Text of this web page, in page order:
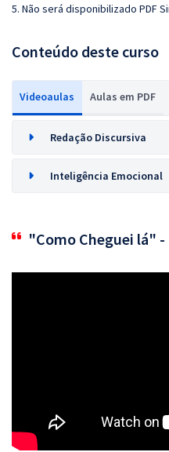
5. Não será disponibilizado PDF
Conteúdo deste curso
Videoaulas Aulas em PDF
Redação Discursiva
Inteligência Emocional
"Como Cheguei lá"